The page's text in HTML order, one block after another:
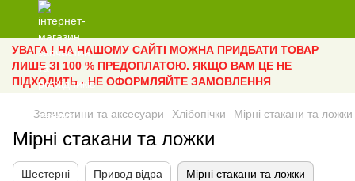
УВАГА ! НА НАШОМУ САЙТІ МОЖНА ПРИДБАТИ ТОВАР
ЛИШЕ ЗІ 100 % ПРЕДОПЛАТОЮ. ЯКЩО ВАМ ЦЕ НЕ
ПІДХОДИТЬ - НЕ ОФОРМЛЯЙТЕ ЗАМОВЛЕННЯ
Запчастини та аксесуари Хлібопічки Мірні стакани та ложки
Мірні стакани та ложки
Шестерні Привод відра Мірні стакани та ложки